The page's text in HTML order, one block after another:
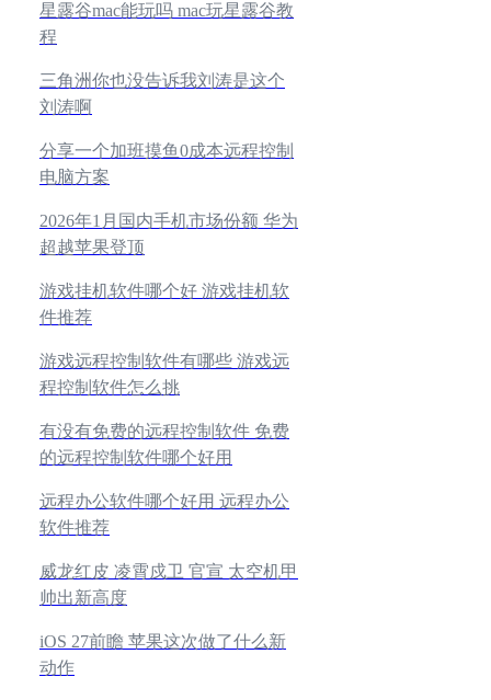
星露谷mac能玩吗 mac玩星露谷教
程
三角洲你也没告诉我刘涛是这个
刘涛啊
分享一个加班摸鱼0成本远程控制
电脑方案
2026年1月国内手机市场份额 华为
超越苹果登顶
游戏挂机软件哪个好 游戏挂机软
件推荐
游戏远程控制软件有哪些 游戏远
程控制软件怎么挑
有没有免费的远程控制软件 免费
的远程控制软件哪个好用
远程办公软件哪个好用 远程办公
软件推荐
威龙红皮 凌霄戍卫 官宣 太空机甲
帅出新高度
iOS 27前瞻 苹果这次做了什么新
动作